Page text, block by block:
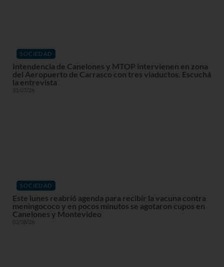
SOCIEDAD
Intendencia de Canelones y MTOP intervienen en zona
del Aeropuerto de Carrasco con tres viaductos. Escuchá
la entrevista
31/07/26
SOCIEDAD
Este lunes reabrió agenda para recibir la vacuna contra
meningococo y en pocos minutos se agotaron cupos en
Canelones y Montevideo
03/08/26